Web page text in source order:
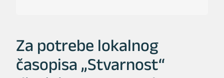
Za potrebe lokalnog
časopisa „Stvarnost“